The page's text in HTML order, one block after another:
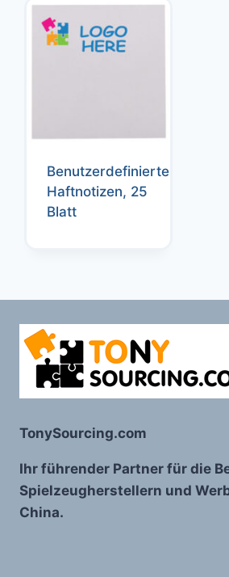
Benutzerdefinierte
Haftnotizen, 25
Blatt
TonySourcing.com
Ihr führender Partner für die
Spielzeugherstellern und
China.